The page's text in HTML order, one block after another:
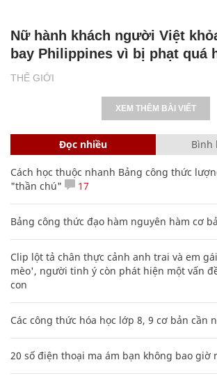
THẾ GIỚI
Nữ hành khách người Việt
bay Philippines vì bị phạt quá
XEM THÊM BÀI VIẾT
Đọc nhiều Bình
Cách học thuộc nhanh Bảng công thức
"thần chú"
17
Bảng công thức đạo hàm nguyên hàm cơ
Clip lột tả chân thực cảnh anh trai và em
mèo', người tinh ý còn phát hiện một vấn
con
Các công thức hóa học lớp 8, 9 cơ bản cần
20 số điện thoại ma ám bạn không bao giờ